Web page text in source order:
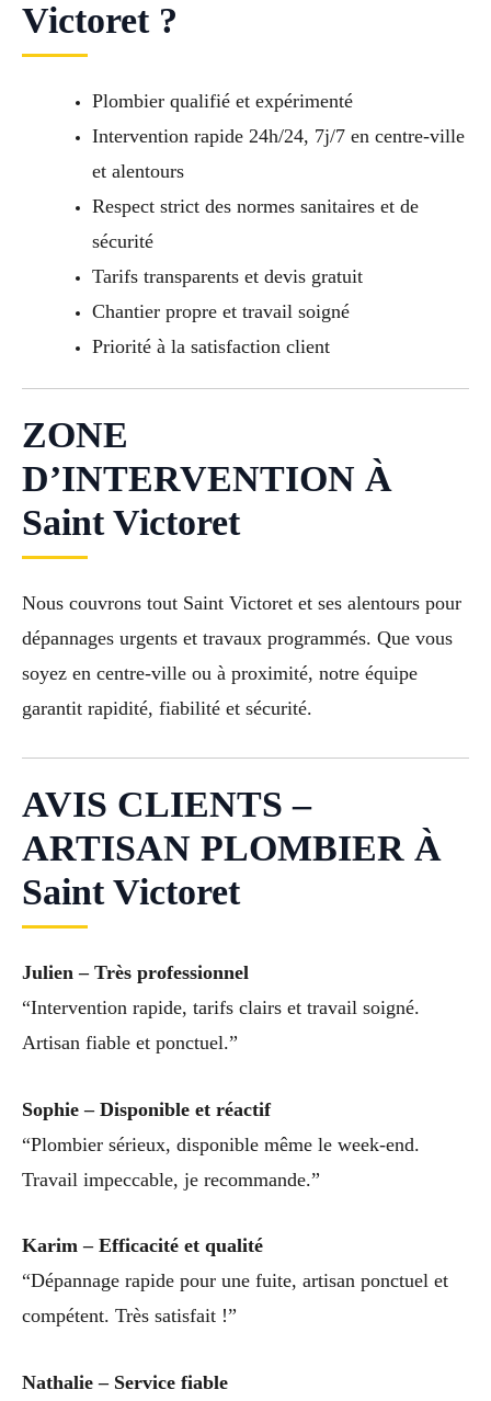
Victoret ?
Plombier qualifié et expérimenté
Intervention rapide 24h/24, 7j/7 en centre-ville
et alentours
Respect strict des normes sanitaires et de
sécurité
Tarifs transparents et devis gratuit
Chantier propre et travail soigné
Priorité à la satisfaction client
ZONE
D’INTERVENTION À
Saint Victoret
Nous couvrons tout Saint Victoret et ses alentours pour
dépannages urgents et travaux programmés. Que vous
soyez en centre-ville ou à proximité, notre équipe
garantit rapidité, fiabilité et sécurité.
AVIS CLIENTS –
ARTISAN PLOMBIER À
Saint Victoret
Julien – Très professionnel
“Intervention rapide, tarifs clairs et travail soigné.
Artisan fiable et ponctuel.”
Sophie – Disponible et réactif
“Plombier sérieux, disponible même le week-end.
Travail impeccable, je recommande.”
Karim – Efficacité et qualité
“Dépannage rapide pour une fuite, artisan ponctuel et
compétent. Très satisfait !”
Nathalie – Service fiable